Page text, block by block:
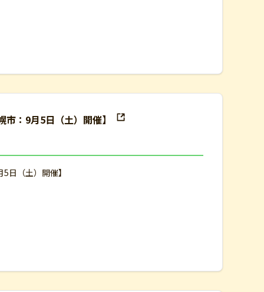
：9月5日（土）開催】
日（土）開催】